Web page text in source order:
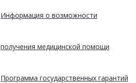
Информация о возможности
получения медицинской помощи
Программа государственных гарантий